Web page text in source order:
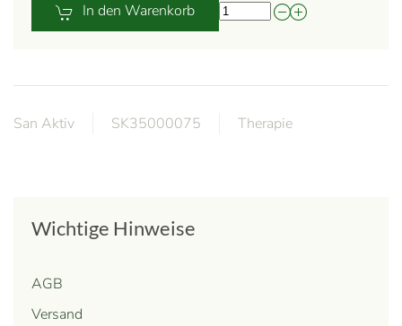
In den Warenkorb
San Aktiv SK35000075 Therapie
Wichtige Hinweise
AGB
Versand